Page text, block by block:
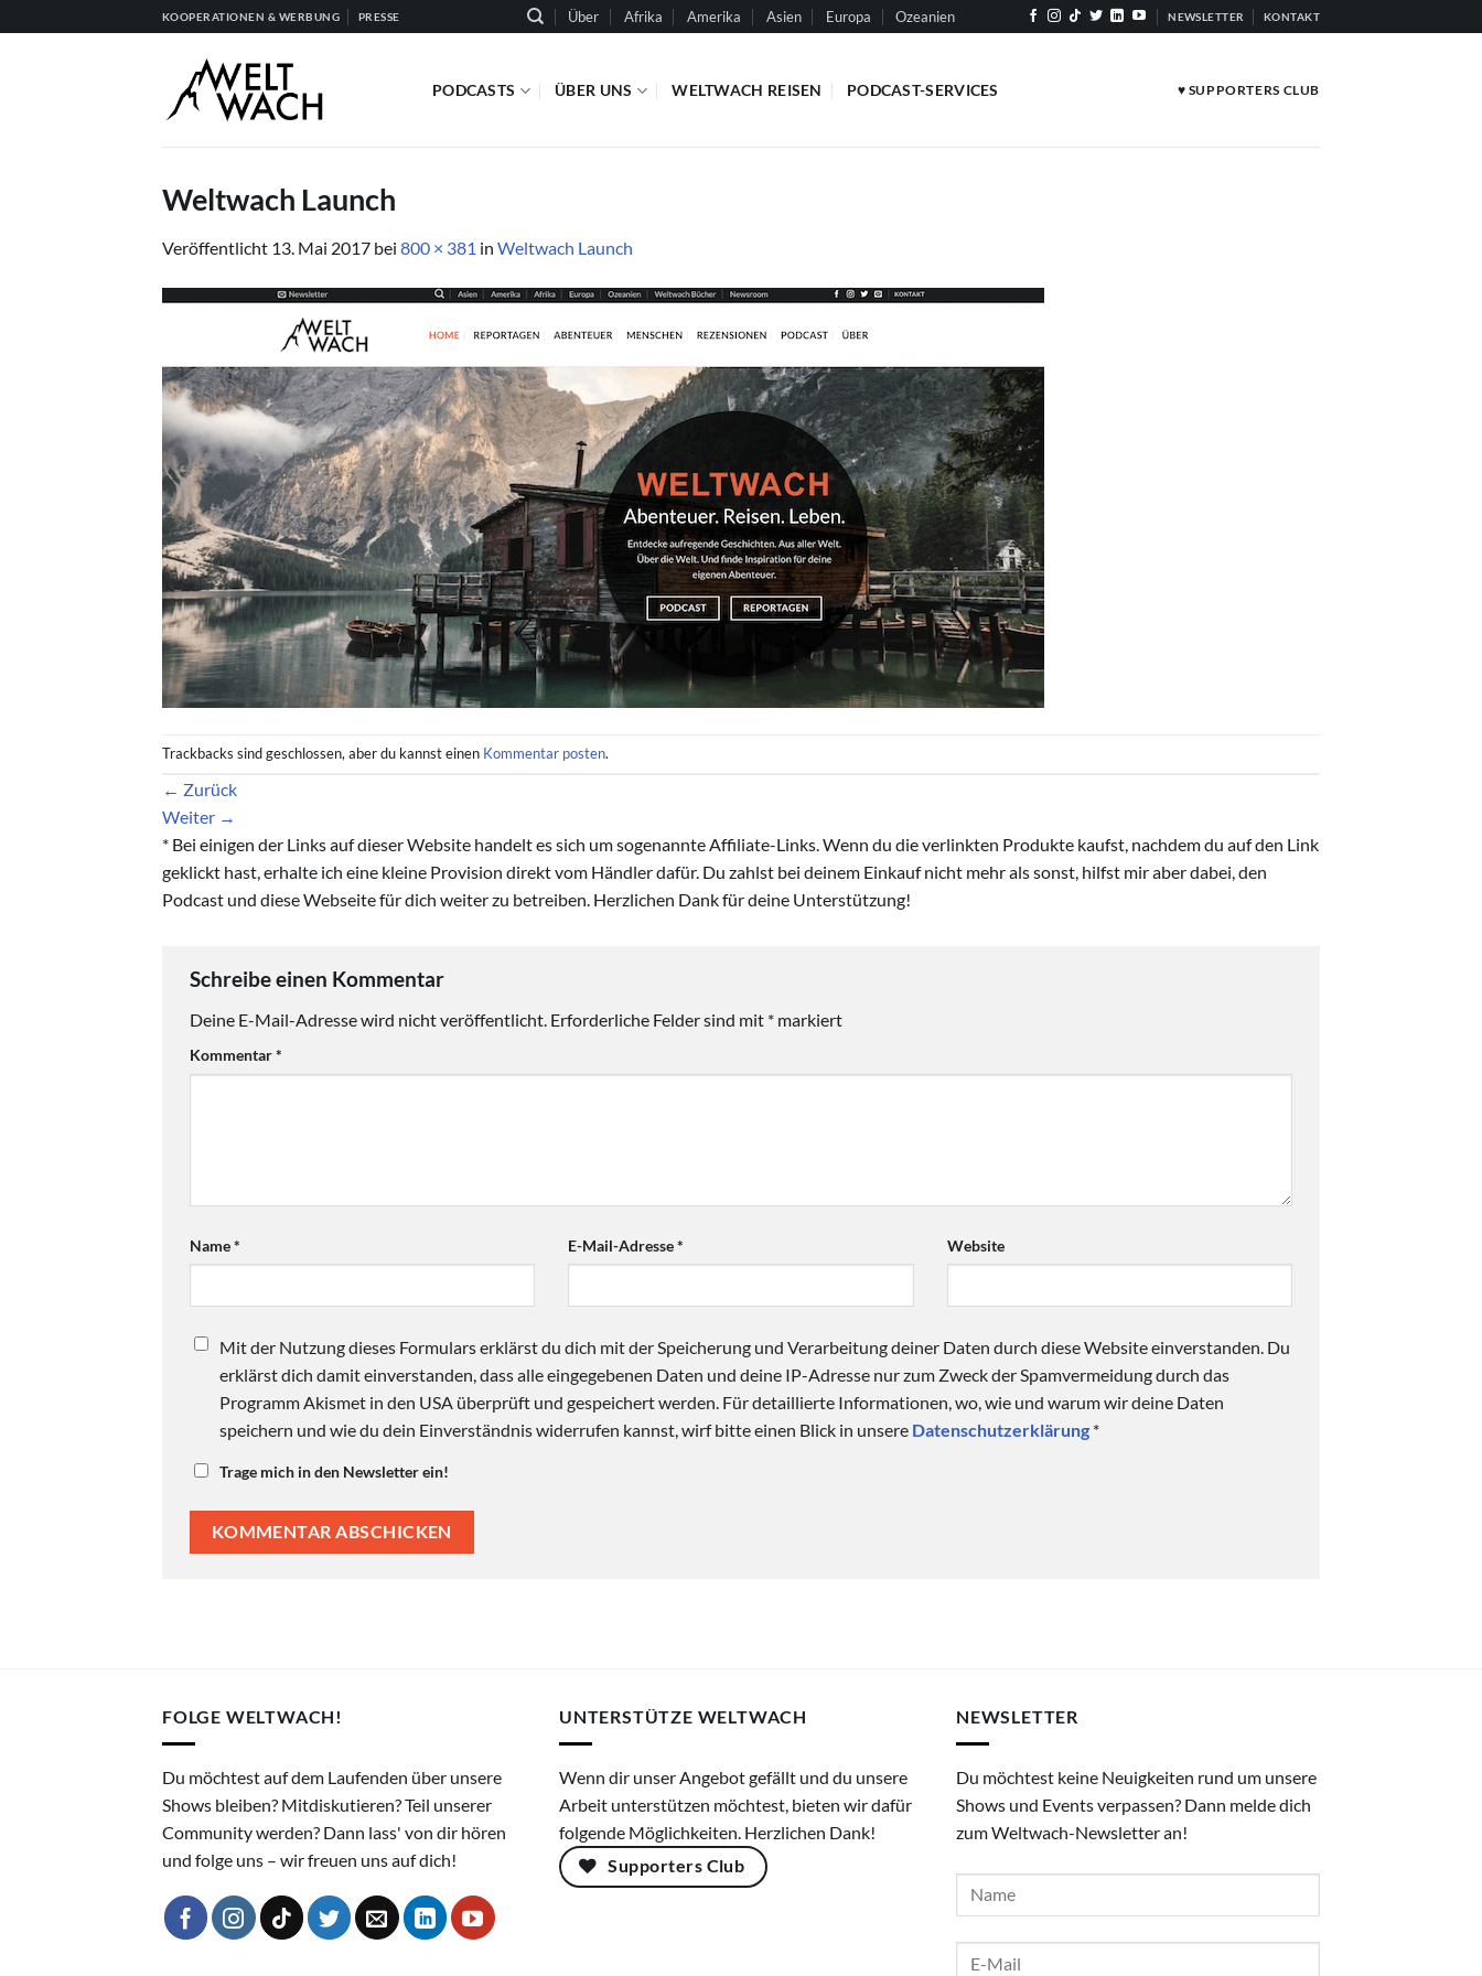
Inhalt
KOOPERATIONEN & WERBUNG PRESSE Über Afrika Amerika Asien Europa Ozeanien NEWSLETTER KONTAKT
PODCASTS ÜBER UNS WELTWACH REISEN PODCAST-SERVICES ♥ SUPPORTERS CLUB
Weltwach Launch
Veröffentlicht 13. Mai 2017 bei 800 × 381 in Weltwach Launch
Trackbacks sind geschlossen, aber du kannst einen Kommentar posten.
← Zurück
Weiter →
* Bei einigen der Links auf dieser Website handelt es sich um sogenannte Affiliate-Links. Wenn du die verlinkten Produkte kaufst, nachdem du auf den Link
geklickt hast, erhalte ich eine kleine Provision direkt vom Händler dafür. Du zahlst bei deinem Einkauf nicht mehr als sonst, hilfst mir aber dabei, den
Podcast und diese Webseite für dich weiter zu betreiben. Herzlichen Dank für deine Unterstützung!
Schreibe einen Kommentar
Deine E-Mail-Adresse wird nicht veröffentlicht. Erforderliche Felder sind mit * markiert
Kommentar*
Name* E-Mail-Adresse* Website
Mit der Nutzung dieses Formulars erklärst du dich mit der Speicherung und Verarbeitung deiner Daten durch diese Website einverstanden. Du
erklärst dich damit einverstanden, dass alle eingegebenen Daten und deine IP-Adresse nur zum Zweck der Spamvermeidung durch das
Programm Akismet in den USA überprüft und gespeichert werden. Für detaillierte Informationen, wo, wie und warum wir deine Daten
speichern und wie du dein Einverständnis widerrufen kannst, wirf bitte einen Blick in unsere Datenschutzerklärung *
Trage mich in den Newsletter ein!
FOLGE WELTWACH!
Du möchtest auf dem Laufenden über unsere
Shows bleiben? Mitdiskutieren? Teil unserer
Community werden? Dann lass' von dir hören
und folge uns – wir freuen uns auf dich!
UNTERSTÜTZE WELTWACH
Wenn dir unser Angebot gefällt und du unsere
Arbeit unterstützen möchtest, bieten wir dafür
folgende Möglichkeiten. Herzlichen Dank!
Supporters Club
NEWSLETTER
Du möchtest keine Neuigkeiten rund um unsere
Shows und Events verpassen? Dann melde dich
zum Weltwach-Newsletter an!